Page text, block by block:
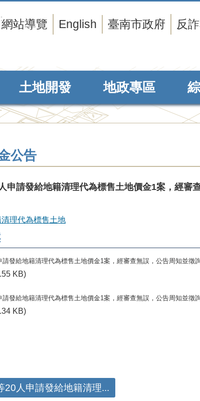
網站導覽 English 臺南市政府 反
土地開發 地政專區
公告
申請發給地籍清理代為標售土地價金1案，經審
理代為標售土地
請發給地籍清理代為標售土地價金1案，經審查無誤，公告周知並徵
KB)
請發給地籍清理代為標售土地價金1案，經審查無誤，公告周知並徵
KB)
20人申請發給地籍清理...